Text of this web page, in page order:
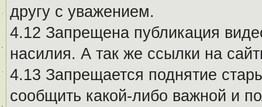
другу с уважением.
4.12 Запрещена публикация
насилия. А так же ссылки на
4.13 Запрещается поднятие
сообщить какой-либо важной и